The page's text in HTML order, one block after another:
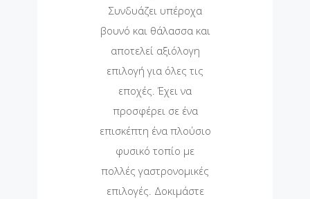
Συνδυάζει υπέροχα
βουνό και θάλασσα και
αποτελεί αξιόλογη
επιλογή για όλες τις
εποχές. Έχει να
προσφέρει σε ένα
επισκέπτη ένα πλούσιο
φυσικό τοπίο με
πολλές γαστρονομικές
επιλογές. Δοκιμάστε